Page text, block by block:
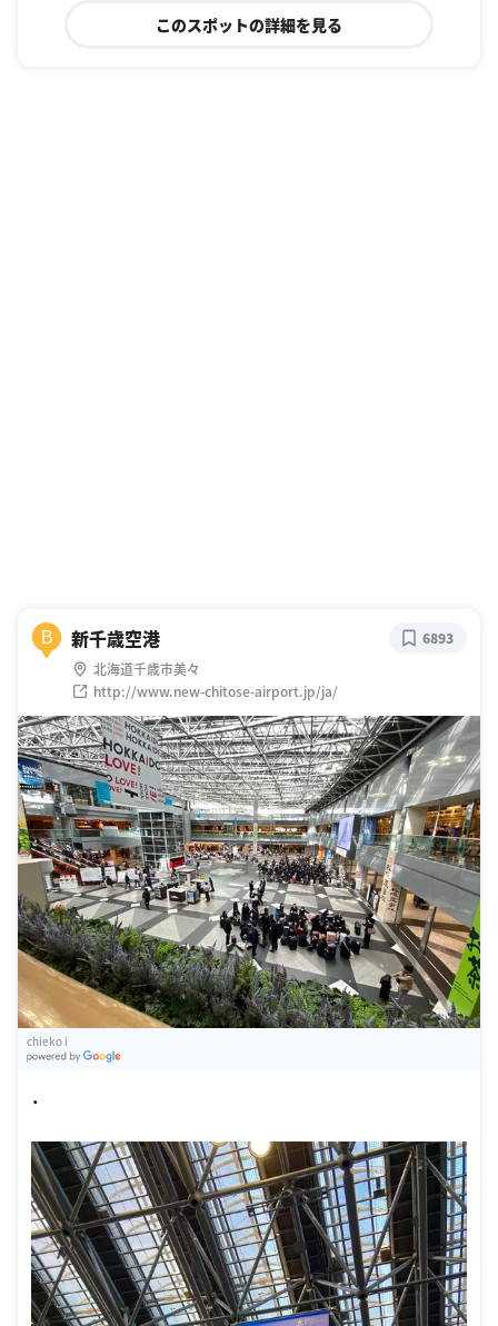
このスポットの詳細を見る
B 新千歳空港
北海道千歳市美々
http://www.new-chitose-airport.jp/ja/
6893
chieko i
・